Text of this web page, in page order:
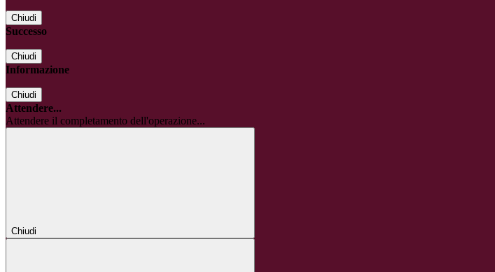
Chiudi
Successo
Chiudi
Informazione
Chiudi
Attendere...
Attendere il completamento dell'operazione...
Chiudi